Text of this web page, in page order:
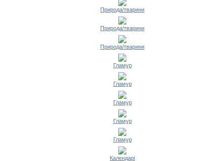
Природа/тварини
Природа/тварини
Природа/тварини
Гламур
Гламур
Гламур
Гламур
Гламур
Календарі